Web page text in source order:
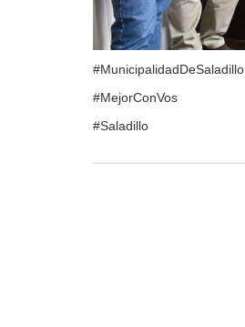
#MunicipalidadDeSaladillo
#MejorConVos
#Saladillo